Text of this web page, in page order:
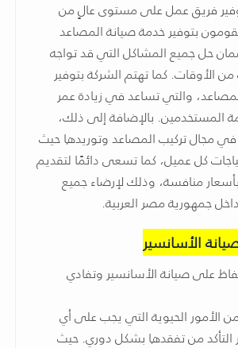
فريق عمل على مستوى عالٍ من
بتوفير خدمة صيانة المصاعد
حل جميع المشاكل التي قد تواجه
كما تهتم الشركة بتوفير
والتي تساعد في زيادة عمر
المستخدمين. بالإضافة إلى ذلك،
في مجال تركيب المصاعد وتوريدها حيث
كل عميل، كما تسعى دائمًا لتقديم
منافسة، وذلك لإرضاء جميع
جمهورية مصر العربية.
الأسانسير
على صيانة الأسانسير وتفادي
الأمور الحيوية التي يجب على أي
التأكد من تفقدها بشكل دوري. حيث